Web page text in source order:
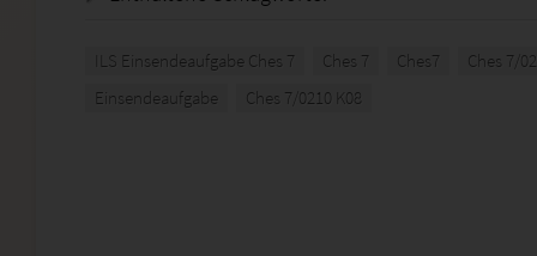
ILS Einsendeaufgabe Ches 7 Ches 7 Ches7
Ches 7/
Einsendeaufgabe
Ches 7/0210 K08